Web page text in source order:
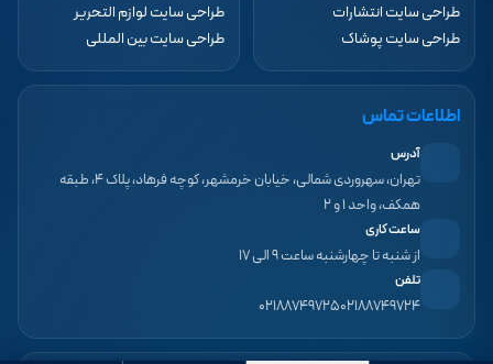
طراحی سایت انتشارات
طراحی سایت پوشاک
طراحی سایت لوازم التحریر
طراحی سایت بین المللی
اطلاعات تماس
آدرس
تهران، سهروردی شمالی، خیابان خرمشهر، کوچه فرهاد، پلاک ۴، طبقه
همکف، واحد ۱ و ۲
ساعت کاری
از شنبه تا چهارشنبه ساعت ۹ الی ۱۷
تلفن
۰۲۱۸۸۷۴۹۷۲۴۰۲۱۸۸۷۴۹۷۲۵